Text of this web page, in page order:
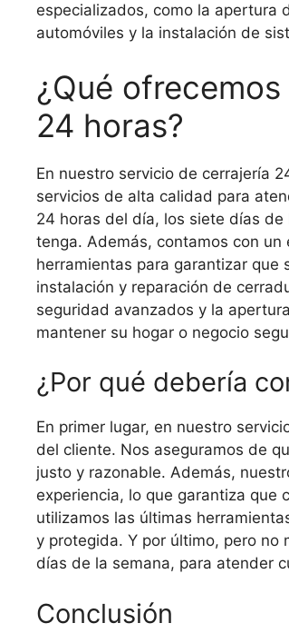
especializados, como la apertura
automóviles y la instalación de
¿Qué
24 horas?
En nuestro servicio de cerrajería
servicios de alta calidad para
24 horas del día, los siete días
tenga. Además, contamos con
herramientas para garantizar que
instalación y reparación de
seguridad avanzados y la
mantener su hogar o negocio
¿Por qué debería
En primer lugar, en nuestro
del cliente. Nos aseguramos de
justo y razonable. Además,
experiencia, lo que garantiza que
utilizamos las últimas
y protegida. Y por último, pero
días de la semana, para atender
Conclusión